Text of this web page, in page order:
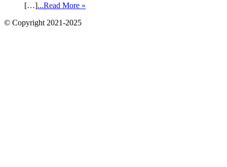
[…]...Read More »
© Copyright 2021-2025